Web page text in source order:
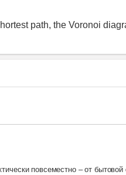
path, the Voronoi
повсеместно – от